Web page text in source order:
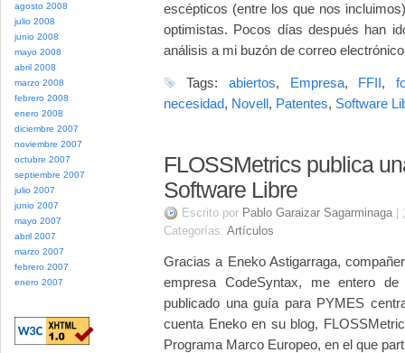
agosto 2008
julio 2008
junio 2008
mayo 2008
abril 2008
marzo 2008
febrero 2008
enero 2008
diciembre 2007
noviembre 2007
octubre 2007
septiembre 2007
julio 2007
junio 2007
mayo 2007
abril 2007
marzo 2007
febrero 2007
enero 2007
escépticos (entre los que nos
optimistas. Pocos días después han
análisis a mi buzón de correo
Tags: abiertos, Empresa, FFII,
necesidad, Novell, Patentes, Software
FLOSSMetrics publica
Software Libre
Escrito por Pablo Garaizar Sagarminaga
Categorías: Artículos
Gracias a Eneko Astigarraga,
empresa CodeSyntax, me entero
publicado una guía para PYMES
cuenta Eneko en su blog,
Programa Marco Europeo, en el que